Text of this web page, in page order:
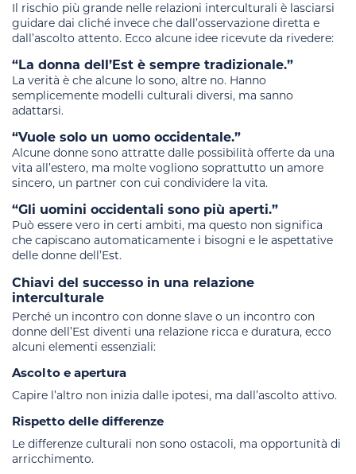
Il rischio più grande nelle relazioni interculturali è lasciarsi
guidare dai cliché invece che dall’osservazione diretta e
dall’ascolto attento. Ecco alcune idee ricevute da rivedere:
“La donna dell’Est è sempre tradizionale.”
La verità è che alcune lo sono, altre no. Hanno
semplicemente modelli culturali diversi, ma sanno
adattarsi.
“Vuole solo un uomo occidentale.”
Alcune donne sono attratte dalle possibilità offerte da una
vita all’estero, ma molte vogliono soprattutto un amore
sincero, un partner con cui condividere la vita.
“Gli uomini occidentali sono più aperti.”
Può essere vero in certi ambiti, ma questo non significa
che capiscano automaticamente i bisogni e le aspettative
delle donne dell’Est.
Chiavi del successo in una relazione
interculturale
Perché un incontro con donne slave o un incontro con
donne dell’Est diventi una relazione ricca e duratura, ecco
alcuni elementi essenziali:
Ascolto e apertura
Capire l’altro non inizia dalle ipotesi, ma dall’ascolto attivo.
Rispetto delle differenze
Le differenze culturali non sono ostacoli, ma opportunità di
arricchimento.